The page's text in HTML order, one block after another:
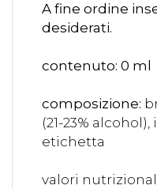
A fine ordine
desiderati.
contenuto: 0 ml
composizione:
(21-23%
etichetta
valori